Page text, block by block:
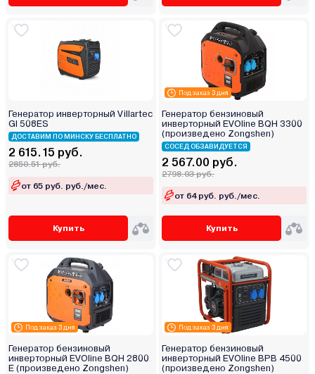
Генератор инверторный Villartec
GI 508ES
ДОСТАВИМ ПО МИНСКУ БЕСПЛАТНО
2 615.15 руб.
2850.51 руб.
от 65 руб. руб./мес.
Купить
Под заказ 3 дня
Генератор бензиновый
инверторный EVOline BQH 3300
(произведено Zongshen)
СОСЕД ОБЗАВИДУЕТСЯ
2 567.00 руб.
2798.03 руб.
от 64 руб. руб./мес.
Купить
Под заказ 3 дня
Генератор бензиновый
инверторный EVOline BQH 2800
E (произведено Zongshen)
Под заказ 3 дня
Генератор бензиновый
инверторный EVOline BPB 4500
(произведено Zongshen)